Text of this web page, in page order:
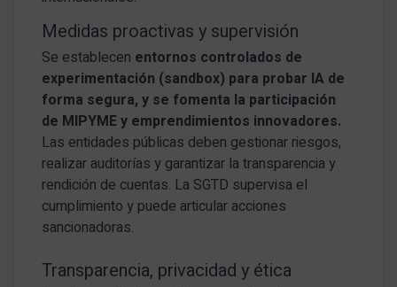
Medidas proactivas y supervisión
Se establecen entornos controlados de
experimentación (sandbox) para probar IA de
forma segura, y se fomenta la participación
de MIPYME y emprendimientos innovadores.
Las entidades públicas deben gestionar riesgos,
realizar auditorías y garantizar la transparencia y
rendición de cuentas. La SGTD supervisa el
cumplimiento y puede articular acciones
sancionadoras.
Transparencia, privacidad y ética